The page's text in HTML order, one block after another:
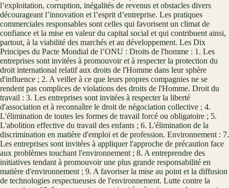
l’exploitation, corruption, inégalités de revenus et obstacles divers
décourageant l’innovation et l’esprit d’entreprise. Les pratiques
commerciales responsables sont celles qui favorisent un climat de
confiance et la mise en valeur du capital social et qui contribuent ainsi,
partout, à la viabilité des marchés et au développement. Les Dix
Principes du Pacte Mondial de l’ONU : Droits de l'homme : 1. Les
entreprises sont invitées à promouvoir et à respecter la protection du
droit international relatif aux droits de l'Homme dans leur sphère
d'influence ; 2. A veiller à ce que leurs propres compagnies ne se
rendent pas complices de violations des droits de l'Homme. Droit du
travail : 3. Les entreprises sont invitées à respecter la liberté
d'association et à reconnaître le droit de négociation collective ; 4.
L'élimination de toutes les formes de travail forcé ou obligatoire ; 5.
L'abolition effective du travail des enfants ; 6. L'élimination de la
discrimination en matière d'emploi et de profession. Environnement : 7.
Les entreprises sont invitées à appliquer l'approche de précaution face
aux problèmes touchant l'environnement ; 8. A entreprendre des
initiatives tendant à promouvoir une plus grande responsabilité en
matière d'environnement ; 9. A favoriser la mise au point et la diffusion
de technologies respectueuses de l'environnement. Lutte contre la